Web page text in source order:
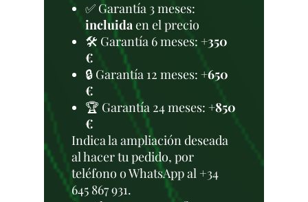
✅ Garantía 3 meses:
incluidaen el precio
🛠️ Garantía 6 meses: +350
€
🔒 Garantía 12 meses: +650
€
🏆 Garantía 24 meses: +850
€
Indica la ampliación deseada
al hacer tu pedido, por
teléfono o WhatsApp al +34
645 867 931.